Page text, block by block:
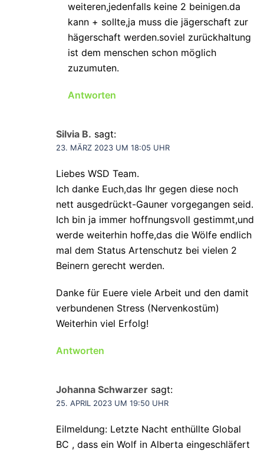
weiteren,jedenfalls keine 2 beinigen.da
kann + sollte,ja muss die jägerschaft zur
hägerschaft werden.soviel zurückhaltung
ist dem menschen schon möglich
zuzumuten.
Antworten
Silvia B. sagt:
23. MÄRZ 2023 UM 18:05 UHR
Liebes WSD Team.
Ich danke Euch,das Ihr gegen diese noch
nett ausgedrückt-Gauner vorgegangen seid.
Ich bin ja immer hoffnungsvoll gestimmt,und
werde weiterhin hoffe,das die Wölfe endlich
mal dem Status Artenschutz bei vielen 2
Beinern gerecht werden.
Danke für Euere viele Arbeit und den damit
verbundenen Stress (Nervenkostüm)
Weiterhin viel Erfolg!
Antworten
Johanna Schwarzer sagt:
25. APRIL 2023 UM 19:50 UHR
Eilmeldung: Letzte Nacht enthüllte Global
BC , dass ein Wolf in Alberta eingeschläfert